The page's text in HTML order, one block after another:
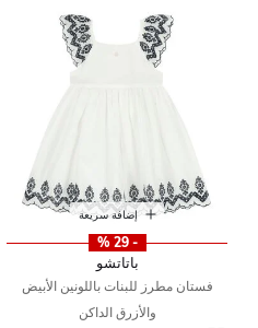
إضافة سريعة
- 29 %
باتاتشو
فستان مطرز للبنات باللونين الأبيض
والأزرق الداكن